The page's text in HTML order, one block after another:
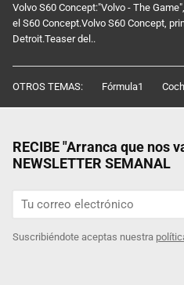
Volvo S60 Concept:"Volvo - The
el S60 Concept.Volvo S60 Concept,
Detroit.Teaser del..
OTROS TEMAS: Fórmula1
RECIBE "Arranca que nos
NEWSLETTER SEMANAL
Suscribiéndote aceptas nuestra